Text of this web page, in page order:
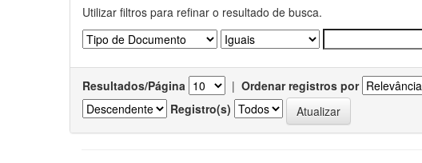
Utilizar filtros para refinar o resultado de busca.
Resultados/Página | Ordenar registros por
Registro(s)